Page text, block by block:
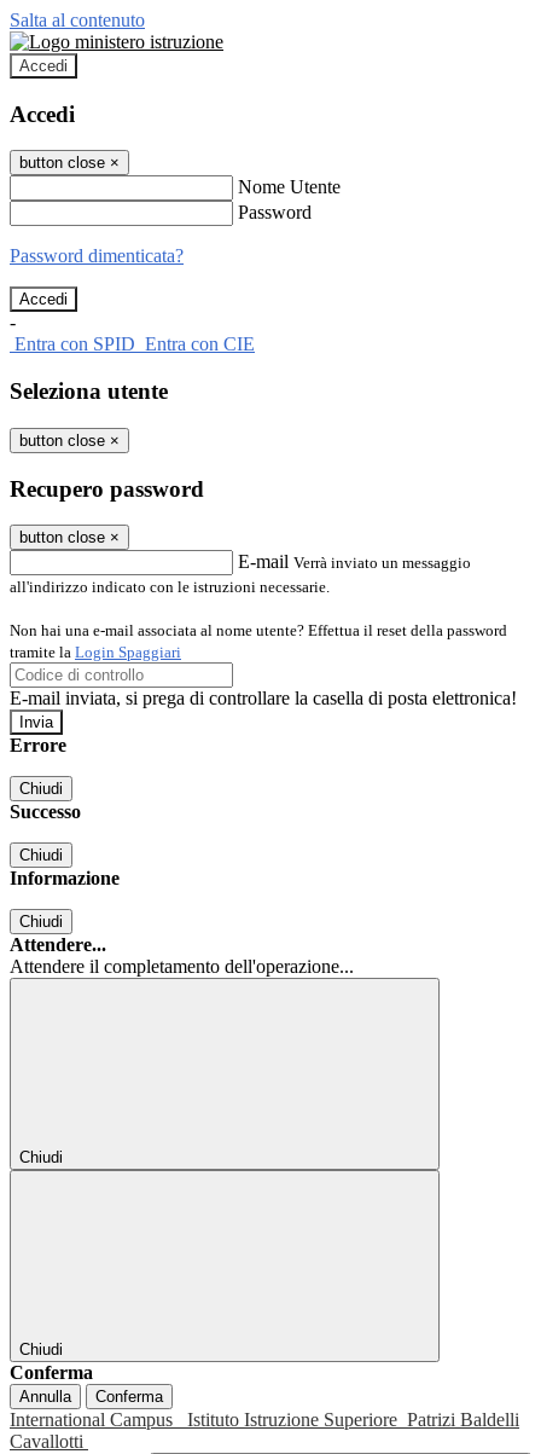
Salta al contenuto
Accedi
Accedi
button close ×
Nome Utente
Password
Password dimenticata?
-
Entra con SPID Entra con CIE
Seleziona utente
button close ×
Recupero password
button close ×
E-mail Verrà inviato un messaggio
all'indirizzo indicato con le istruzioni necessarie.
Non hai una e-mail associata al nome utente? Effettua il reset della password
tramite la Login Spaggiari
E-mail inviata, si prega di controllare la casella di posta elettronica!
Errore
Chiudi
Successo
Chiudi
Informazione
Chiudi
Attendere...
Attendere il completamento dell'operazione...
Chiudi
Chiudi
Conferma
Annulla Conferma
International Campus Istituto Istruzione Superiore Patrizi Baldelli
Cavallotti